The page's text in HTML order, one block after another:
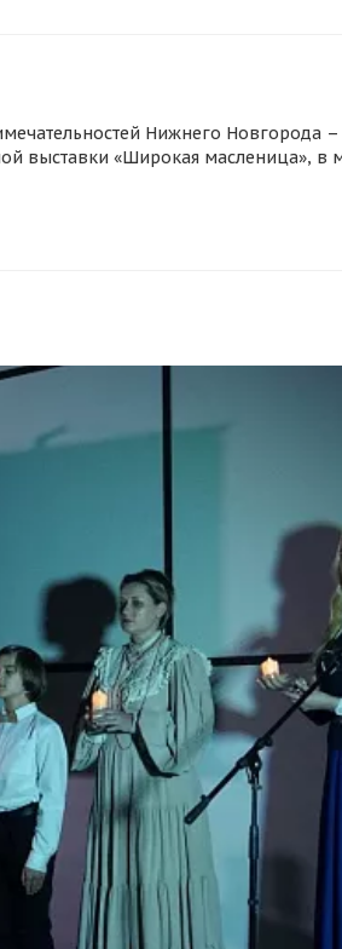
Нижнего Новгорода
выставки «Широкая масленица», в